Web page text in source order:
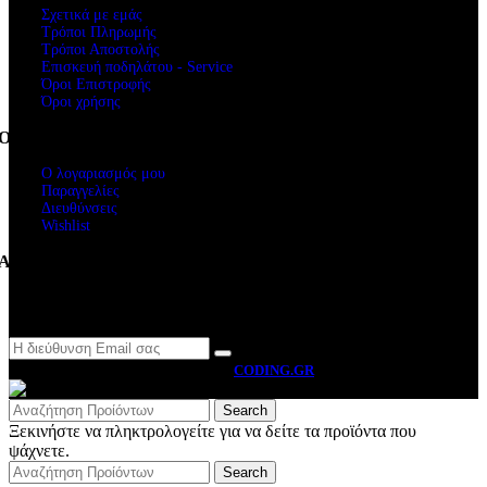
Σχετικά με εμάς
Τρόποι Πληρωμής
Τρόποι Αποστολής
Επισκευή ποδηλάτου - Service
Όροι Επιστροφής
Όροι χρήσης
Λογαριασμός μου
Ο λογαριασμός μου
Παραγγελίες
Διευθύνσεις
Wishlist
μας
CODING.GR
Search
Ξεκινήστε να πληκτρολογείτε για να δείτε τα προϊόντα που
ψάχνετε.
Search